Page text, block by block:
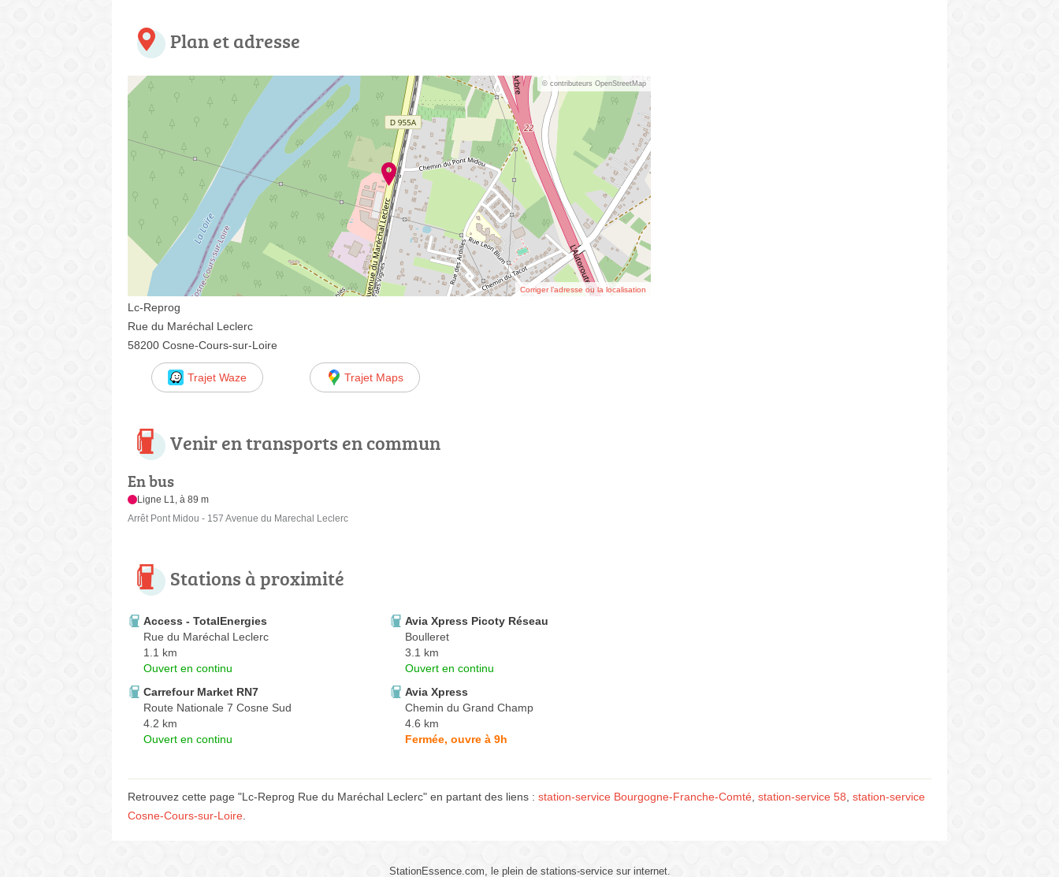
Plan et adresse
© contributeurs OpenStreetMap
Corriger l’adresse ou la localisation
Lc-Reprog
Rue du Maréchal Leclerc
58200 Cosne-Cours-sur-Loire
Trajet Waze Trajet Maps
Venir en transports en commun
En bus
Ligne L1, à 89 m
Arrêt Pont Midou - 157 Avenue du Marechal Leclerc
Stations à proximité
Access - TotalEnergies
Rue du Maréchal Leclerc
1.1 km
Ouvert en continu
Avia Xpress Picoty Réseau
Boulleret
3.1 km
Ouvert en continu
Carrefour Market RN7
Route Nationale 7 Cosne Sud
4.2 km
Ouvert en continu
Avia Xpress
Chemin du Grand Champ
4.6 km
Fermée, ouvre à 9h
Retrouvez cette page "Lc-Reprog Rue du Maréchal Leclerc" en partant des liens : station-service Bourgogne-Franche-Comté, station-service 58, station-service
Cosne-Cours-sur-Loire.
StationEssence.com, le plein de stations-service sur internet.